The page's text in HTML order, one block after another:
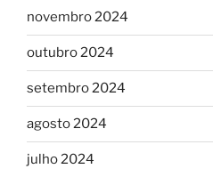
novembro 2024
outubro 2024
setembro 2024
agosto 2024
julho 2024